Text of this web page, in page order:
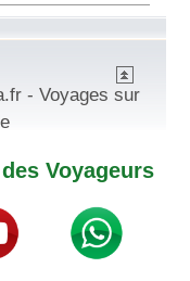
- Voyages sur
Voyageurs